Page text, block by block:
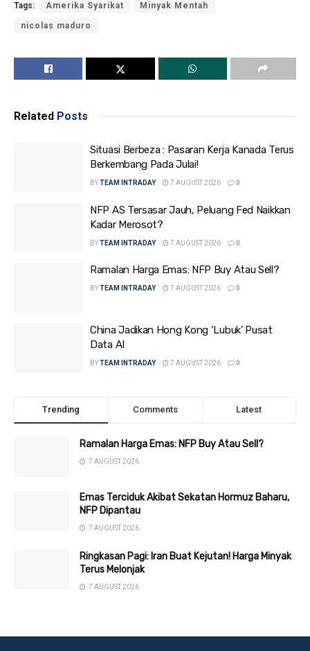
Tags: Amerika Syarikat Minyak Mentah
nicolas maduro
Related Posts
Situasi Berbeza : Pasaran Kerja Kanada Terus
Berkembang Pada Julai!
BYTEAM INTRADAY 7 AUGUST 2026 0
NFP AS Tersasar Jauh, Peluang Fed Naikkan
Kadar Merosot?
BYTEAM INTRADAY 7 AUGUST 2026 0
Ramalan Harga Emas: NFP Buy Atau Sell?
BYTEAM INTRADAY 7 AUGUST 2026 0
China Jadikan Hong Kong ‘Lubuk’ Pusat
Data AI
BYTEAM INTRADAY 7 AUGUST 2026 0
Trending Comments Latest
Ramalan Harga Emas: NFP Buy Atau Sell?
7 AUGUST 2026
Emas Terciduk Akibat Sekatan Hormuz Baharu,
NFP Dipantau
7 AUGUST 2026
Ringkasan Pagi: Iran Buat Kejutan! Harga Minyak
Terus Melonjak
7 AUGUST 2026